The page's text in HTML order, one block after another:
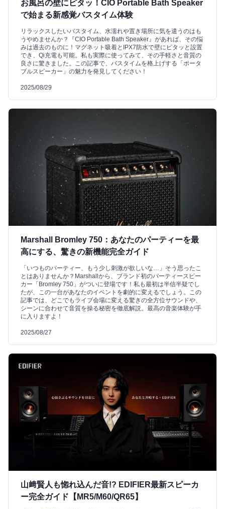
お風呂の壁にピタッ！CIO Portable Bath Speaker
で始まる新感覚バスタイム体験
リラックスしたいバスタイム、水濡れや置き場所に気を遣うのはも
うやめませんか？『CIO Portable Bath Speaker』があれば、その悩
みは過去のものに！マグネット吸着とIPX7防水で壁にピタッと設置
でき、Qi充電も可能。私も実際に使ってみて、その手軽さと音質の
良さに驚きました。この記事で、バスタイムを格上げする「ポータ
ブルスピーカー」の魅力を発見してください！
2025/08/29
Marshall Bromley 750：あなたのパーティーを最
高にする、驚きの新機能完全ガイド
「いつものパーティー、もう少し刺激が欲しいな…」そう思ったこ
とはありませんか？Marshallから、ブランド初のパーティースピー
カー「Bromley 750」がついに登場です！私も最初は半信半疑でし
たが、この一台があなたのイベントを劇的に変えるでしょう。この
記事では、どこでもライブ会場に変える驚きの全方位サウンドや、
シーンに合わせて音質を操る秘密を徹底解説。最高の音楽体験が手
に入りますよ！
2025/08/27
山﨑賢人も惚れ込んだ音!? EDIFIER最新スピーカ
ー完全ガイド【MR5/M60/QR65】